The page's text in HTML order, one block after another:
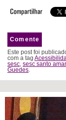
Comente
Este post foi
com a tag
sesc, sesc santo
Guedes.